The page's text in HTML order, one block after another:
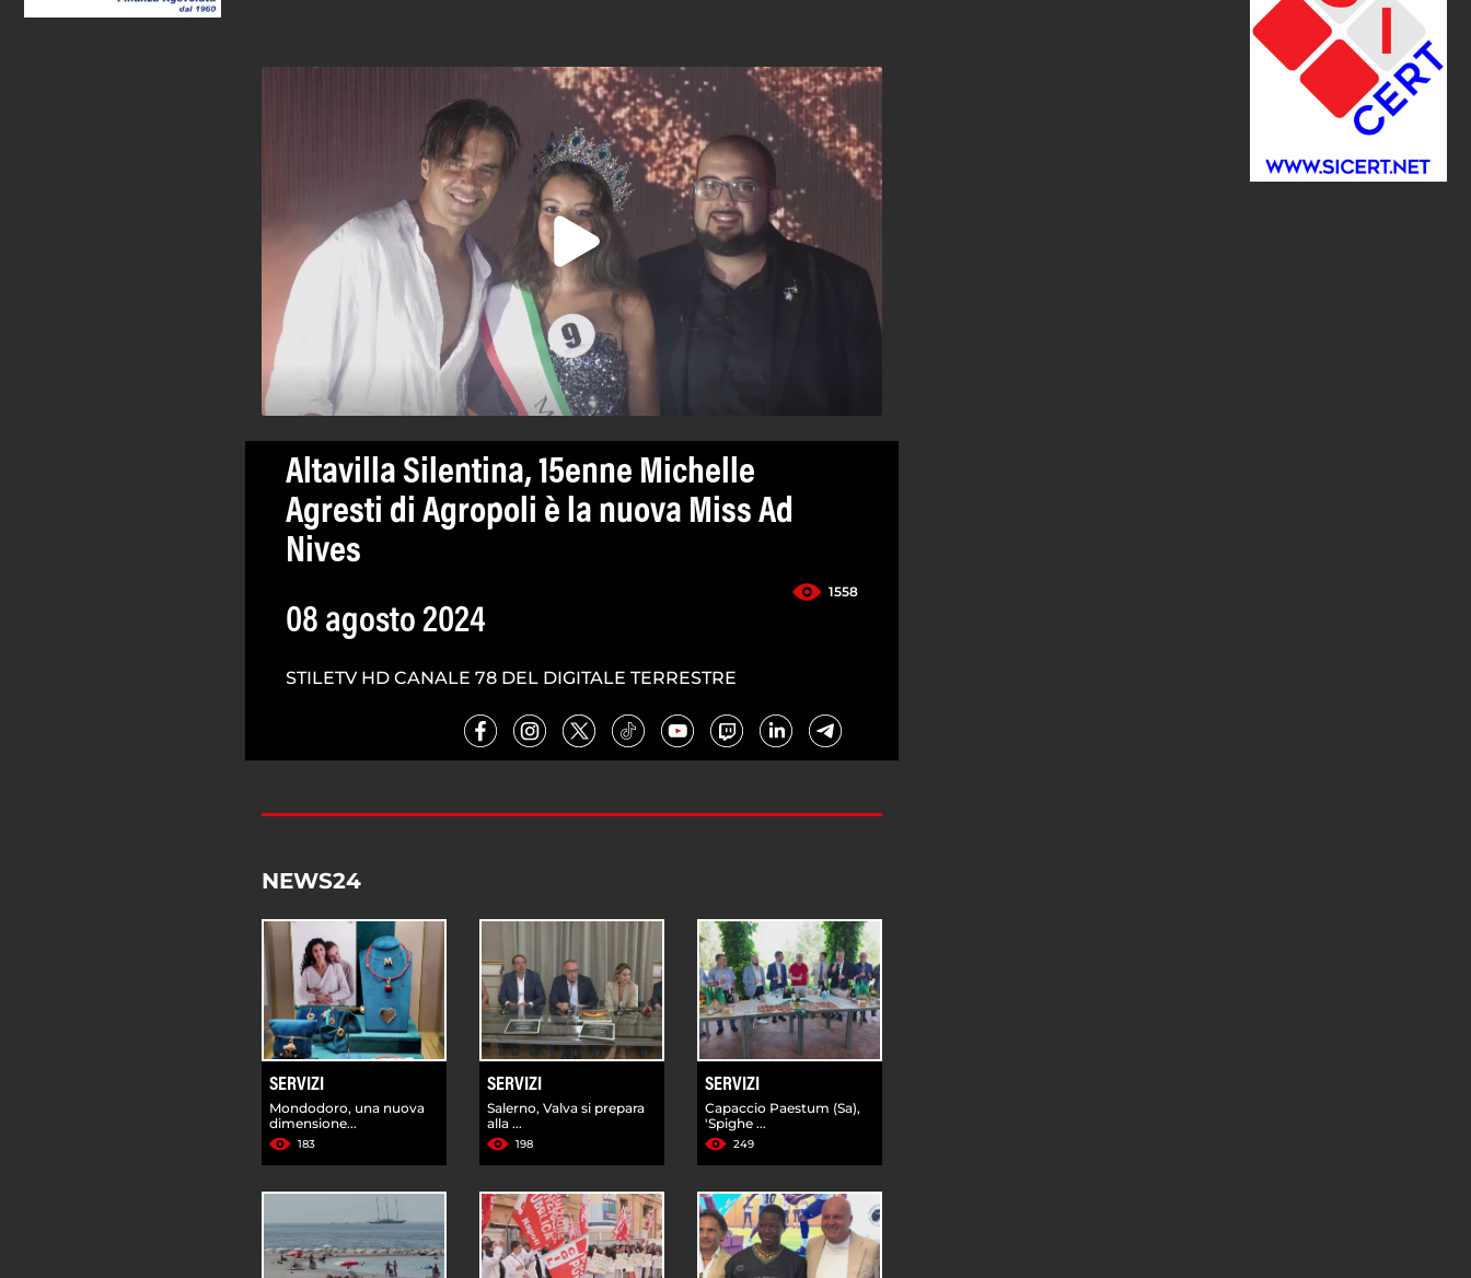
Altavilla Silentina, 15enne Michelle
Agresti di Agropoli è la nuova Miss Ad
Nives
1558
08 agosto 2024
STILETV HD CANALE 78 DEL DIGITALE TERRESTRE
NEWS24
SERVIZI
Mondodoro, una nuova
dimensione...
183
SERVIZI
Salerno, Valva si prepara
alla ...
198
SERVIZI
Capaccio Paestum (Sa),
'Spighe ...
249